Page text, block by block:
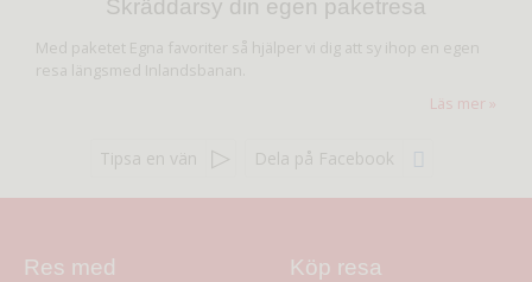
Skräddarsy din egen paketresa
Med paketet Egna favoriter så hjälper vi dig att sy ihop en egen
resa längsmed Inlandsbanan.
Läs mer
Tipsa en vän Dela på Facebook
Res med
Köp resa